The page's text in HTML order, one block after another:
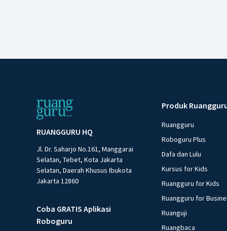
RUANGGURU HQ
Jl. Dr. Saharjo No.161, Manggarai
Selatan, Tebet, Kota Jakarta
Selatan, Daerah Khusus Ibukota
Jakarta 12860
Coba GRATIS Aplikasi
Roboguru
Produk
Ruangguru
Roboguru Plus
Dafa dan Lulu
Kursus for Kids
Ruangguru for Kids
Ruangguru for
Ruanguji
Ruangbaca